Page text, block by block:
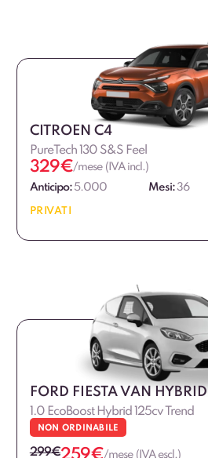
CITROEN C4
PureTech 130 S&S Feel
329€/mese (IVA incl.)
Anticipo:5.000 Mesi:36
PRIVATI
FORD FIESTA VAN HYBRID
1.0 EcoBoost Hybrid 125cv Trend
NON ORDINABILE
299€
/mese (IVA escl.)